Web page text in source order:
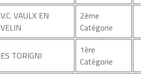
V.C. VAULX EN
VELIN
2ème
Catégorie
ES TORIGNI
1ère
Catégorie